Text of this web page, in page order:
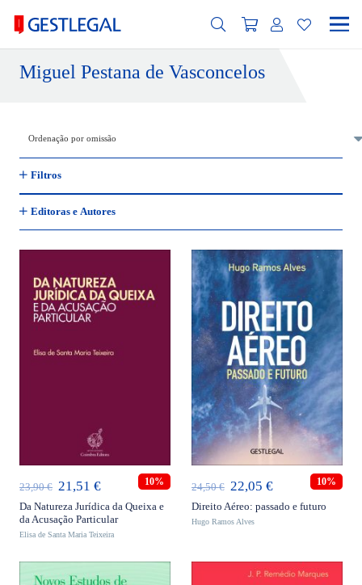
Miguel Pestana de Vasconcelos
Filtros
Editoras e Autores
ADICIONAR
23,90€ O
preço
original
23,90 €.
21,51 €O
preço
atual
21,51 €.
10%
Da Natureza Jurídica da Queixa e
da Acusação Particular
Elisa de Santa Maria Teixeira
ADICIONAR
24,50€ O
preço
original
24,50 €.
22,05 €O
preço
22,05 €.
10%
Direito Aéreo: passado e futuro
Hugo Ramos Alves